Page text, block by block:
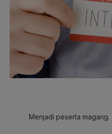
Menjadi peserta magang.